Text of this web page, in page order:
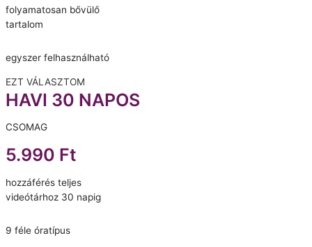
folyamatosan bővülő
tartalom
egyszer felhasználható
EZT VÁLASZTOM
HAVI 30 NAPOS
CSOMAG
5.990 Ft
hozzáférés teljes
videótárhoz 30 napig
9 féle óratípus